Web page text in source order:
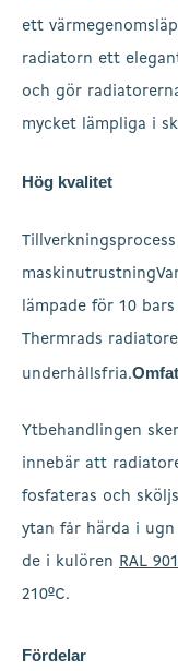
ett
radiatorn ett
och gör
mycket lämpliga i
Hög kvalitet
lämpade för 10
Thermrads
underhållsfria.
Ytbehandlingen
innebär att
fosfateras och
ytan får härda i ugn
de i kulören RAL
210ºC.
Fördelar